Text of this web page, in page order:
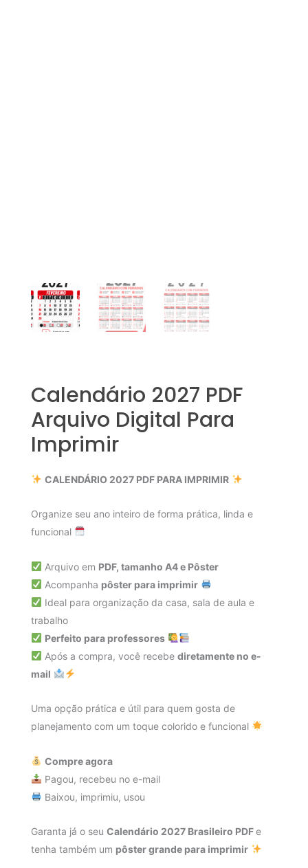
Calendário 2027 PDF
Arquivo Digital Para
Imprimir
CALENDÁRIO 2027 PDF PARA IMPRIMIR
Organize seu ano inteiro de forma prática, linda e
funcional
Arquivo em PDF, tamanho A4 e Pôster
Acompanha pôster para imprimir
Ideal para organização da casa, sala de aula e
trabalho
Perfeito para professores
Após a compra, você recebe diretamente no e-
mail
Uma opção prática e útil para quem gosta de
planejamento com um toque colorido e funcional
Compre agora
Pagou, recebeu no e-mail
Baixou, imprimiu, usou
Garanta já o seu Calendário 2027 Brasileiro PDFe
tenha também um pôster grande para imprimir